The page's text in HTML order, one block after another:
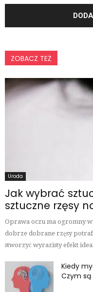
ZOBACZ TEŻ
Uroda
Jak wybrać
sztuczne rzęsy
Oprawa oczu ma ogromny
dobrze dobrane rzęsy
stworzyć wyrazisty efekt
Kiedy
Czym są